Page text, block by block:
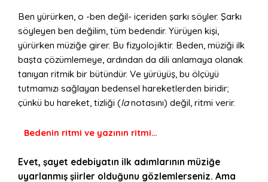
Ben yürürken, o -ben değil- içeriden şarkı söyler. Şarkı
söyleyen ben değilim, tüm bedendir. Yürüyen kişi,
yürürken müziğe girer. Bu fizyolojiktir. Beden, müziği ilk
başta çözümlemeye, ardından da dili anlamaya olanak
tanıyan ritmik bir bütündür. Ve yürüyüş, bu ölçüyü
tutmamızı sağlayan bedensel hareketlerden biridir;
çünkü bu hareket, tizliği (lanotasını) değil, ritmi verir.
Bedenin ritmi ve yazının ritmi…
Evet, şayet edebiyatın ilk adımlarının müziğe
uyarlanmış şiirler olduğunu gözlemlerseniz. Ama